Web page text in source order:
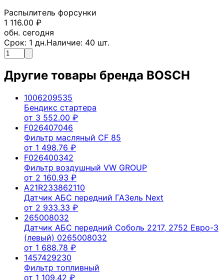
Распылитель форсунки
1 116.00 ₽
обн. сегодня
Срок: 1 дн.Наличие: 40 шт.
Другие товары бренда BOSCH
1006209535
Бендикс стартера
от 3 552.00 ₽
F026407046
Фильтр масляный CF 85
от 1 498.76 ₽
F026400342
Фильтр воздушный VW GROUP
от 2 160.93 ₽
A21R233862110
Датчик АБС передний ГАЗель Next
от 2 933.33 ₽
265008032
Датчик АБС передний Соболь 2217, 2752 Евро-3
(левый) 0265008032
от 1 688.78 ₽
1457429230
Фильтр топливный
от 1 109.42 ₽